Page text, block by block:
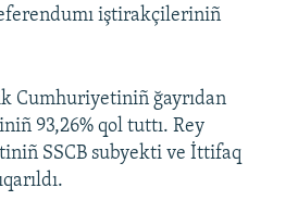
iştirakçileriniñ
Cumhuriyetiniñ ğayrıdan
93,26% qol tuttı. Rey
SSCB subyekti ve İttifaq